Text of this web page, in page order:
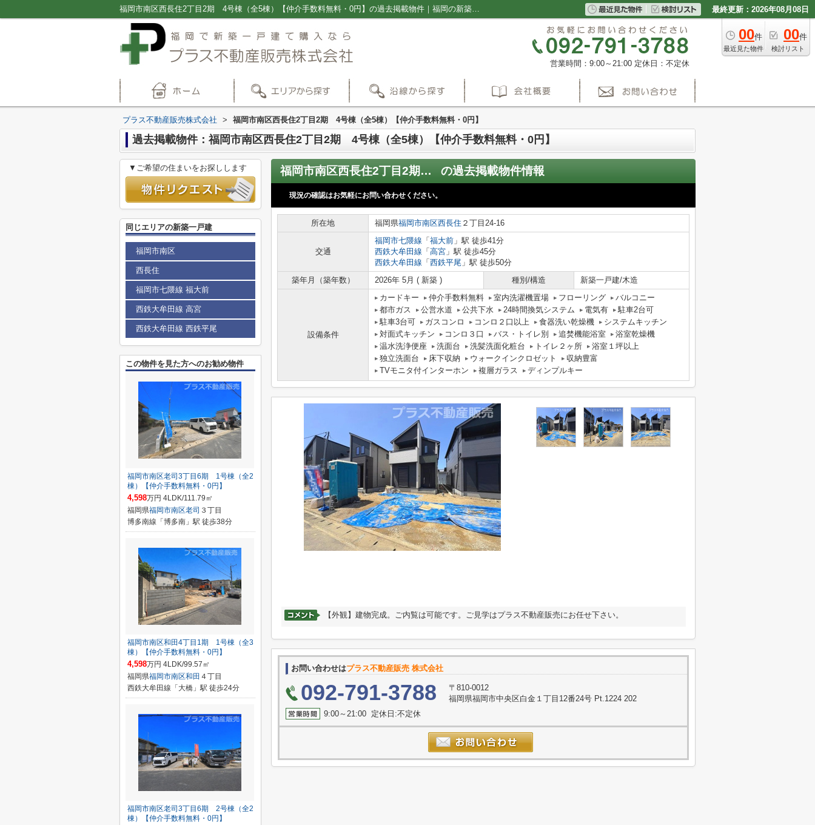
福岡市南区西長住2丁目2期 4号棟（全5棟）【仲介手数料無料・0円】の過去掲載物件｜福岡の新築一戸建て・仲介手数料無料の売買物件情報ならプラス不動産販売株式会社 最終更新：2026年08月08日
00件
最近見た物件
00件
検討リスト
営業時間：9:00～21:00 定休日：不定休
プラス不動産販売株式会社 > 福岡市南区西長住2丁目2期 4号棟（全5棟）【仲介手数料無料・0円】
過去掲載物件：福岡市南区西長住2丁目2期 4号棟（全5棟）【仲介手数料無料・0円】
福岡市南区西長住2丁目2期 4号棟（全5棟）【仲介手数料無料・0円】 の過去掲載物件情報
現況の確認はお気軽にお問い合わせください。
所在地 福岡県福岡市南区西長住 ２丁目24-16
交通
福岡市七隈線 「 福大前 」駅 徒歩41分
西鉄大牟田線 「 高宮 」駅 徒歩45分
西鉄大牟田線 「 西鉄平尾 」駅 徒歩50分
築年月（築年数）
2026年 5月 ( 新築 ) 種別/構造 新築一戸建/木造
設備条件
カードキー 仲介手数料無料 室内洗濯機置場 フローリング
バルコニー
都市ガス
公営水道 公共下水 24時間換気システム 電気有
駐車2台可
駐車3台可
ガスコンロ コンロ２口以上 食器洗い乾燥機
システムキッチン
対面式キッチン
コンロ３口 バス・トイレ別 追焚機能浴室
浴室乾燥機
温水洗浄便座
洗面台 洗髪洗面化粧台 トイレ２ヶ所
浴室１坪以上
独立洗面台
床下収納 ウォークインクロゼット
収納豊富
TVモニタ付インターホン
複層ガラス ディンプルキー
【外観】建物完成。ご内覧は可能です。ご見学はプラス不動産販売にお任せ下さい。
お問い合わせはプラス不動産販売 株式会社
092-791-3788
〒810-0012
福岡県福岡市中央区白金１丁目12番24号 Pt.1224 202
9:00～21:00 定休日:不定休
▼ご希望の住まいをお探しします
同じエリアの新築一戸建
福岡市南区
西長住
福岡市七隈線 福大前
西鉄大牟田線 高宮
西鉄大牟田線 西鉄平尾
この物件を見た方へのお勧め物件
福岡市南区老司3丁目6期 1号棟（全2
棟）【仲介手数料無料・0円】
4,598万円 4LDK/111.79㎡
福岡県福岡市南区老司 ３丁目
博多南線「博多南」駅 徒歩38分
福岡市南区和田4丁目1期 1号棟（全3
棟）【仲介手数料無料・0円】
4,598万円 4LDK/99.57㎡
福岡県福岡市南区和田 ４丁目
西鉄大牟田線「大橋」駅 徒歩24分
福岡市南区老司3丁目6期 2号棟（全2
棟）【仲介手数料無料・0円】